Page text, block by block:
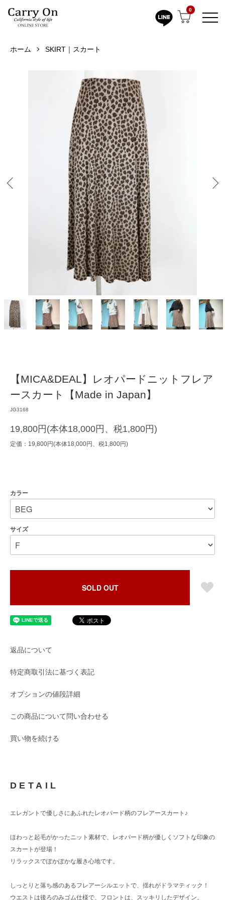
0
ホーム SKIRT｜スカート
【MICA&DEAL】レオパードニットフレア
ースカート【Made in Japan】
JG3168
19,800円(本体18,000円、税1,800円)
定価：19,800円(本体18,000円、税1,800円)
カラー
サイズ
SOLD OUT
返品について
特定商取引法に基づく表記
オプションの値段詳細
この商品について問い合わせる
買い物を続ける
DETAIL
エレガントで優しさにあふれたレオパード柄のフレアースカート♪
ほわっと起毛がかったニット素材で、レオパード柄が優しくソフトな印象の
スカートが登場！
リラックスでぽかぽかな履き心地です。
しっとりと落ち感のあるフレアーシルエットで、揺れがドラマティック！
ウエストは後ろのみゴム仕様で、フロントは、スッキリしたデザイン。